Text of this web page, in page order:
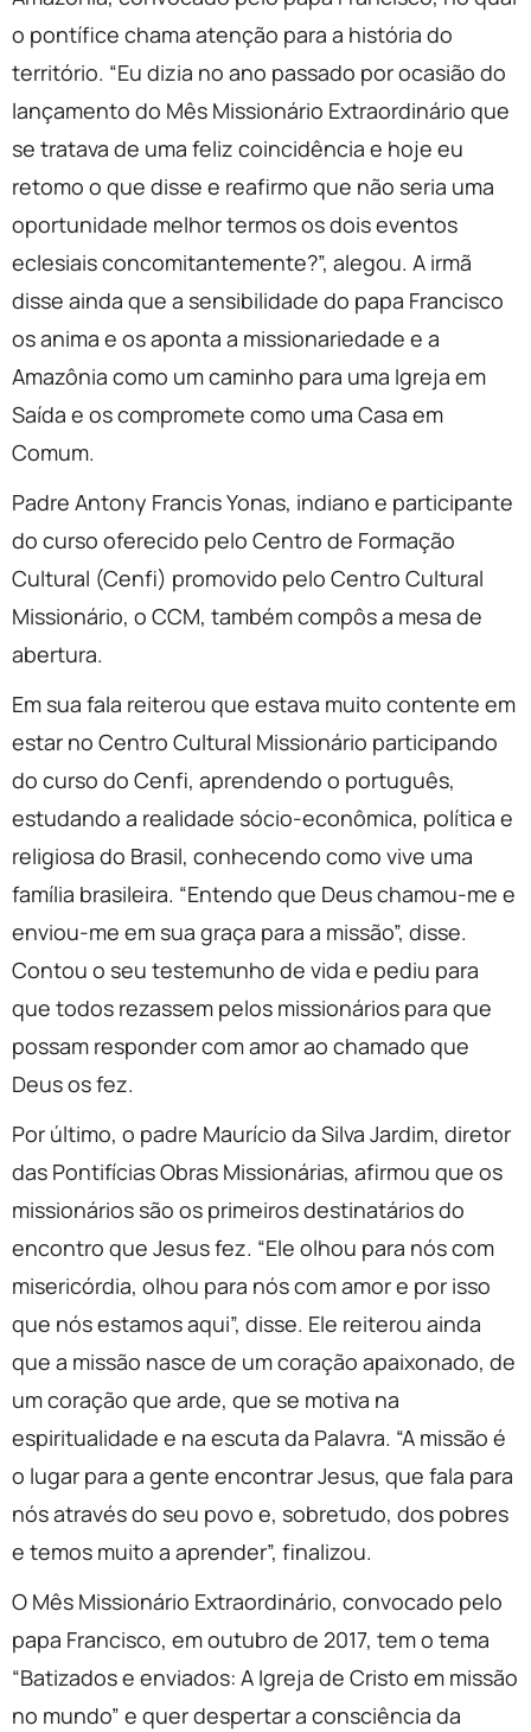
o pontífice chama atenção para a história do
território. “Eu dizia no ano passado por ocasião do
lançamento do Mês Missionário Extraordinário que
se tratava de uma feliz coincidência e hoje eu
retomo o que disse e reafirmo que não seria uma
oportunidade melhor termos os dois eventos
eclesiais concomitantemente?”, alegou. A irmã
disse ainda que a sensibilidade do papa Francisco
os anima e os aponta a missionariedade e a
Amazônia como um caminho para uma Igreja em
Saída e os compromete como uma Casa em
Comum.
Padre Antony Francis Yonas, indiano e participante
do curso oferecido pelo Centro de Formação
Cultural (Cenfi) promovido pelo Centro Cultural
Missionário, o CCM, também compôs a mesa de
abertura.
Em sua fala reiterou que estava muito contente em
estar no Centro Cultural Missionário participando
do curso do Cenfi, aprendendo o português,
estudando a realidade sócio-econômica, política e
religiosa do Brasil, conhecendo como vive uma
família brasileira. “Entendo que Deus chamou-me e
enviou-me em sua graça para a missão”, disse.
Contou o seu testemunho de vida e pediu para
que todos rezassem pelos missionários para que
possam responder com amor ao chamado que
Deus os fez.
Por último, o padre Maurício da Silva Jardim, diretor
das Pontifícias Obras Missionárias, afirmou que os
missionários são os primeiros destinatários do
encontro que Jesus fez. “Ele olhou para nós com
misericórdia, olhou para nós com amor e por isso
que nós estamos aqui”, disse. Ele reiterou ainda
que a missão nasce de um coração apaixonado, de
um coração que arde, que se motiva na
espiritualidade e na escuta da Palavra. “A missão é
o lugar para a gente encontrar Jesus, que fala para
nós através do seu povo e, sobretudo, dos pobres
e temos muito a aprender”, finalizou.
O Mês Missionário Extraordinário, convocado pelo
papa Francisco, em outubro de 2017, tem o tema
“Batizados e enviados: A Igreja de Cristo em missão
no mundo” e quer despertar a consciência da